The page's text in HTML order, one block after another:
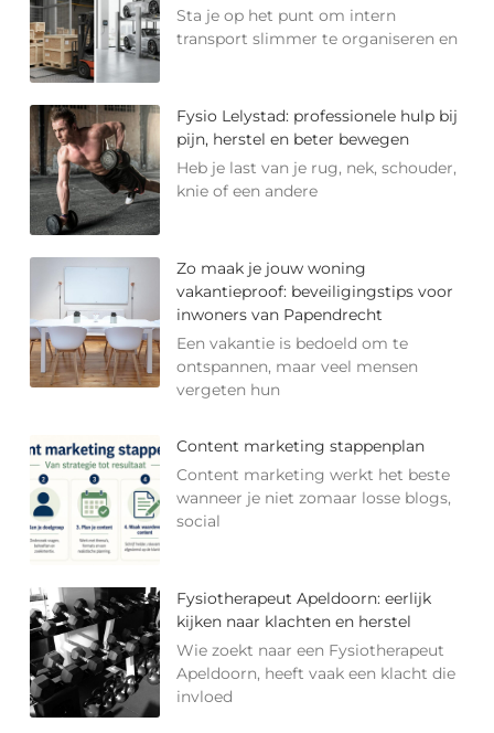
Sta je op het punt om intern
transport slimmer te organiseren en
Fysio Lelystad: professionele hulp bij
pijn, herstel en beter bewegen
Heb je last van je rug, nek, schouder,
knie of een andere
Zo maak je jouw woning
vakantieproof: beveiligingstips voor
inwoners van Papendrecht
Een vakantie is bedoeld om te
ontspannen, maar veel mensen
vergeten hun
Content marketing stappenplan
Content marketing werkt het beste
wanneer je niet zomaar losse blogs,
social
Fysiotherapeut Apeldoorn: eerlijk
kijken naar klachten en herstel
Wie zoekt naar een Fysiotherapeut
Apeldoorn, heeft vaak een klacht die
invloed